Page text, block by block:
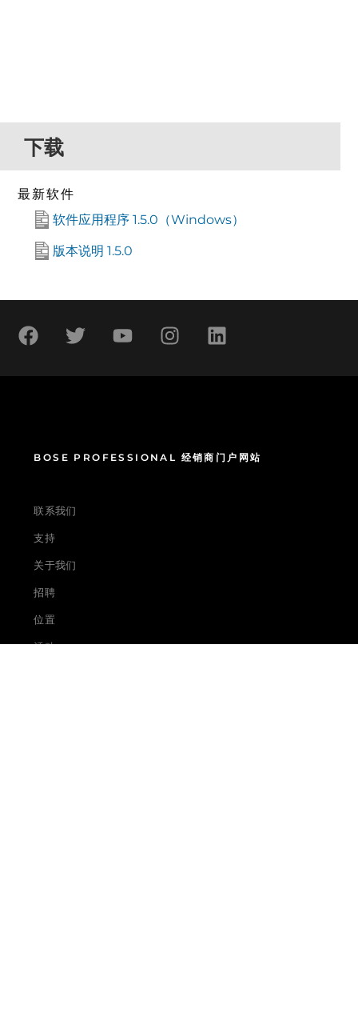
下载
最新软件
软件应用程序 1.5.0（Windows）
版本说明 1.5.0
BOSE PROFESSIONAL 经销商门户网站
联系我们
支持
关于我们
招聘
位置
活动